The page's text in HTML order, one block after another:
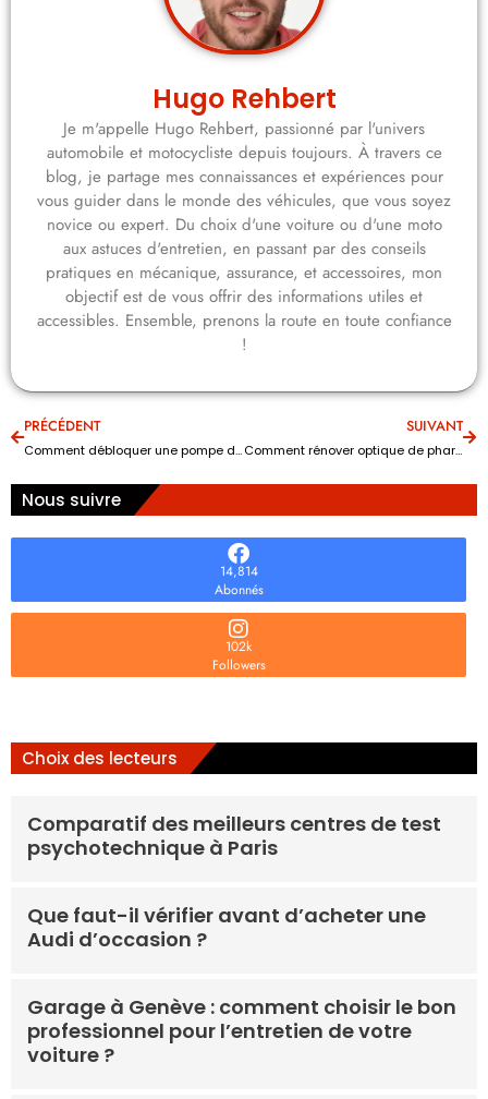
Hugo Rehbert
Je m'appelle Hugo Rehbert, passionné par l'univers
automobile et motocycliste depuis toujours. À travers ce
blog, je partage mes connaissances et expériences pour
vous guider dans le monde des véhicules, que vous soyez
novice ou expert. Du choix d'une voiture ou d'une moto
aux astuces d'entretien, en passant par des conseils
pratiques en mécanique, assurance, et accessoires, mon
objectif est de vous offrir des informations utiles et
accessibles. Ensemble, prenons la route en toute confiance
!
PRÉCÉDENT
Comment débloquer une pompe de gavage : la méthode sûre pour réamorcer rapidement
SUIVANT
Comment rénover optique de phare : la méthode simple pour un résultat net
Nous suivre
14,814
Abonnés
102k
Followers
Choix des lecteurs
Comparatif des meilleurs centres de test
psychotechnique à Paris
Que faut-il vérifier avant d’acheter une
Audi d’occasion ?
Garage à Genève : comment choisir le bon
professionnel pour l’entretien de votre
voiture ?